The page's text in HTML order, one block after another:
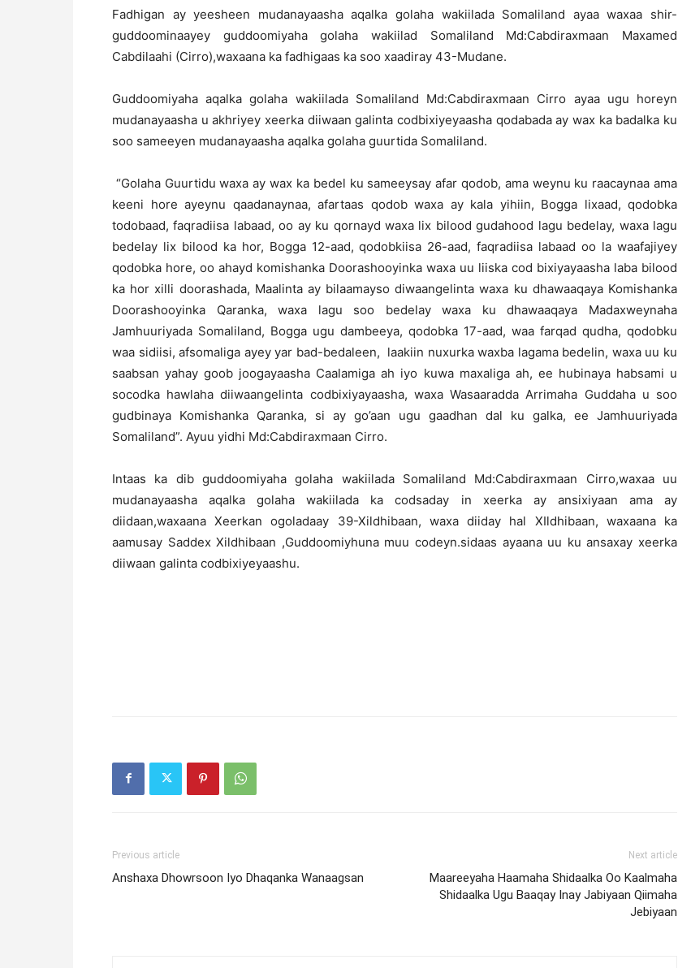
Fadhigan ay yeesheen mudanayaasha aqalka golaha wakiilada Somaliland ayaa waxaa shir-
guddoominaayey guddoomiyaha golaha wakiilad Somaliland Md:Cabdiraxmaan Maxamed
Cabdilaahi (Cirro),waxaana ka fadhigaas ka soo xaadiray 43-Mudane.
Guddoomiyaha aqalka golaha wakiilada Somaliland Md:Cabdiraxmaan Cirro ayaa ugu horeyn
mudanayaasha u akhriyey xeerka diiwaan galinta codbixiyeyaasha qodabada ay wax ka badalka ku
soo sameeyen mudanayaasha aqalka golaha guurtida Somaliland.
“Golaha Guurtidu waxa ay wax ka bedel ku sameeysay afar qodob, ama weynu ku raacaynaa ama
keeni hore ayeynu qaadanaynaa, afartaas qodob waxa ay kala yihiin, Bogga lixaad, qodobka
todobaad, faqradiisa labaad, oo ay ku qornayd waxa lix bilood gudahood lagu bedelay, waxa lagu
bedelay lix bilood ka hor, Bogga 12-aad, qodobkiisa 26-aad, faqradiisa labaad oo la waafajiyey
qodobka hore, oo ahayd komishanka Doorashooyinka waxa uu liiska cod bixiyayaasha laba bilood
ka hor xilli doorashada, Maalinta ay bilaamayso diwaangelinta waxa ku dhawaaqaya Komishanka
Doorashooyinka Qaranka, waxa lagu soo bedelay waxa ku dhawaaqaya Madaxweynaha
Jamhuuriyada Somaliland, Bogga ugu dambeeya, qodobka 17-aad, waa farqad qudha, qodobku
waa sidiisi, afsomaliga ayey yar bad-bedaleen, laakiin nuxurka waxba lagama bedelin, waxa uu ku
saabsan yahay goob joogayaasha Caalamiga ah iyo kuwa maxaliga ah, ee hubinaya habsami u
socodka hawlaha diiwaangelinta codbixiyayaasha, waxa Wasaaradda Arrimaha Guddaha u soo
gudbinaya Komishanka Qaranka, si ay go’aan ugu gaadhan dal ku galka, ee Jamhuuriyada
Somaliland”. Ayuu yidhi Md:Cabdiraxmaan Cirro.
Intaas ka dib guddoomiyaha golaha wakiilada Somaliland Md:Cabdiraxmaan Cirro,waxaa uu
mudanayaasha aqalka golaha wakiilada ka codsaday in xeerka ay ansixiyaan ama ay
diidaan,waxaana Xeerkan ogoladaay 39-Xildhibaan, waxa diiday hal XIldhibaan, waxaana ka
aamusay Saddex Xildhibaan ,Guddoomiyhuna muu codeyn.sidaas ayaana uu ku ansaxay xeerka
diiwaan galinta codbixiyeyaashu.
Previous article
Anshaxa Dhowrsoon Iyo Dhaqanka Wanaagsan
Next article
Maareeyaha Haamaha Shidaalka Oo Kaalmaha
Shidaalka Ugu Baaqay Inay Jabiyaan Qiimaha
Jebiyaan